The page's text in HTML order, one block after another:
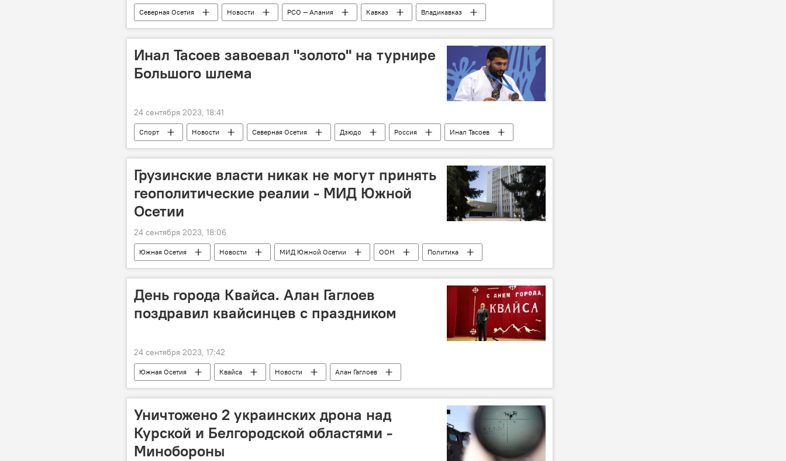
Северная Осетия Новости РСО — Алания Кавказ
Владикавказ
Россия
Инал Тасоев завоевал "золото" на турнире
Большого шлема
24 сентября 2023, 18:41
Спорт Новости Северная Осетия Дзюдо Россия Инал Тасоев
Грузинские власти никак не могут принять
геополитические реалии - МИД Южной
Осетии
24 сентября 2023, 18:06
Южная Осетия Новости МИД Южной Осетии ООН
Политика
Цхинвал
День города Квайса. Алан Гаглоев
поздравил квайсинцев с праздником
24 сентября 2023, 17:42
Южная Осетия Квайса Новости
Алан Гаглоев
Парламент Южной Осетии
Уничтожено 2 украинских дрона над
Курской и Белгородской областями -
Минобороны